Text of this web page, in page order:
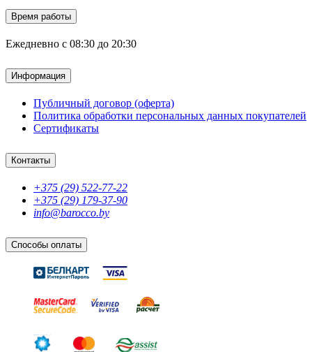
Время работы
Ежедневно с 08:30 до 20:30
Информация
Публичный договор (оферта)
Политика обработки персональных данных покупателей
Сертификаты
Контакты
+375 (29) 522-77-22
+375 (29) 179-37-90
info@barocco.by
Способы оплаты